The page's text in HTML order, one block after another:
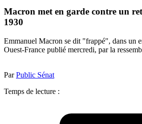
Macron met en garde contre un
1930
Emmanuel Macron se dit "frappé", dans un
Ouest-France publié mercredi, par la
ParPublic Sénat
Temps de lecture :